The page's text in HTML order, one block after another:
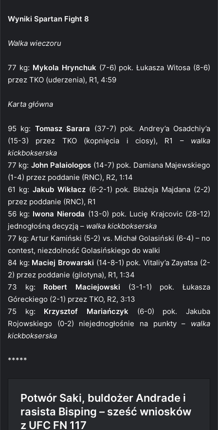
Wyniki Spartan Fight 8
Walka wieczoru
77 kg: Mykola Hrynchuk(7-6) pok. Łukasza Witosa (8-6)
przez TKO (uderzenia), R1, 4:59
Karta główna
95 kg: Tomasz Sarara (37-7) pok. Andrey’a Osadchiy’a
(15-3) przez TKO (kopnięcia i ciosy), R1 – walka
kickbokserska
77 kg: John Palaiologos (14-7) pok. Damiana Majewskiego
(1-4) przez poddanie (RNC), R2, 1:14
61 kg: Jakub Wikłacz(6-2-1) pok. Błażeja Majdana (2-2)
przez poddanie (RNC), R1
56 kg: Iwona Nieroda (13-0) pok. Lucię Krajcovic (28-12)
jednogłośną decyzją – walka kickbokserska
77 kg: Artur Kamiński (5-2) vs. Michał Golasiński (6-4) – no
contest, niezdolność Golasińskiego do walki
84 kg: Maciej Browarski (14-8-1) pok. Vitaliy’a Zayatsa (2-
2) przez poddanie (gilotyna), R1, 1:34
73 kg: Robert Maciejowski (3-1-1) pok. Łukasza
Góreckiego (2-1) przez TKO, R2, 3:13
75 kg: Krzysztof Mariańczyk (6-0) pok. Jakuba
Rojowskiego (0-2) niejednogłośnie na punkty – walka
kickbokserska
*****